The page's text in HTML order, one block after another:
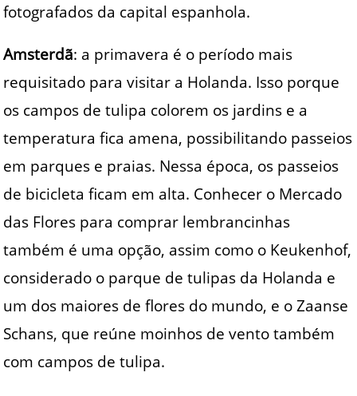
fotografados da capital espanhola.
Amsterdã: a primavera é o período mais
requisitado para visitar a Holanda. Isso porque
os campos de tulipa colorem os jardins e a
temperatura fica amena, possibilitando passeios
em parques e praias. Nessa época, os passeios
de bicicleta ficam em alta. Conhecer o Mercado
das Flores para comprar lembrancinhas
também é uma opção, assim como o Keukenhof,
considerado o parque de tulipas da Holanda e
um dos maiores de flores do mundo, e o Zaanse
Schans, que reúne moinhos de vento também
com campos de tulipa.